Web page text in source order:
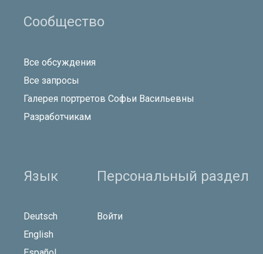
Сообщество
Все обсуждения
Все запросы
Галерея портретов Софьи Васильевны
Разработчикам
Язык
Deutsch
English
Персональный раздел
Войти